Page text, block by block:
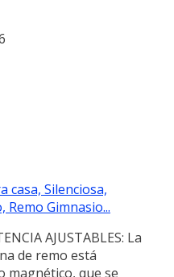
casa, Silenciosa,
Gimnasio...
AJUSTABLES: La
de remo está
magnético, que se